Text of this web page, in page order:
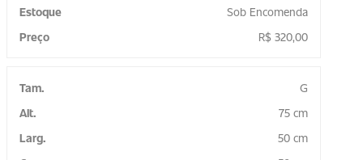
Sob Encomenda
R$ 320,00
G
75 cm
50 cm